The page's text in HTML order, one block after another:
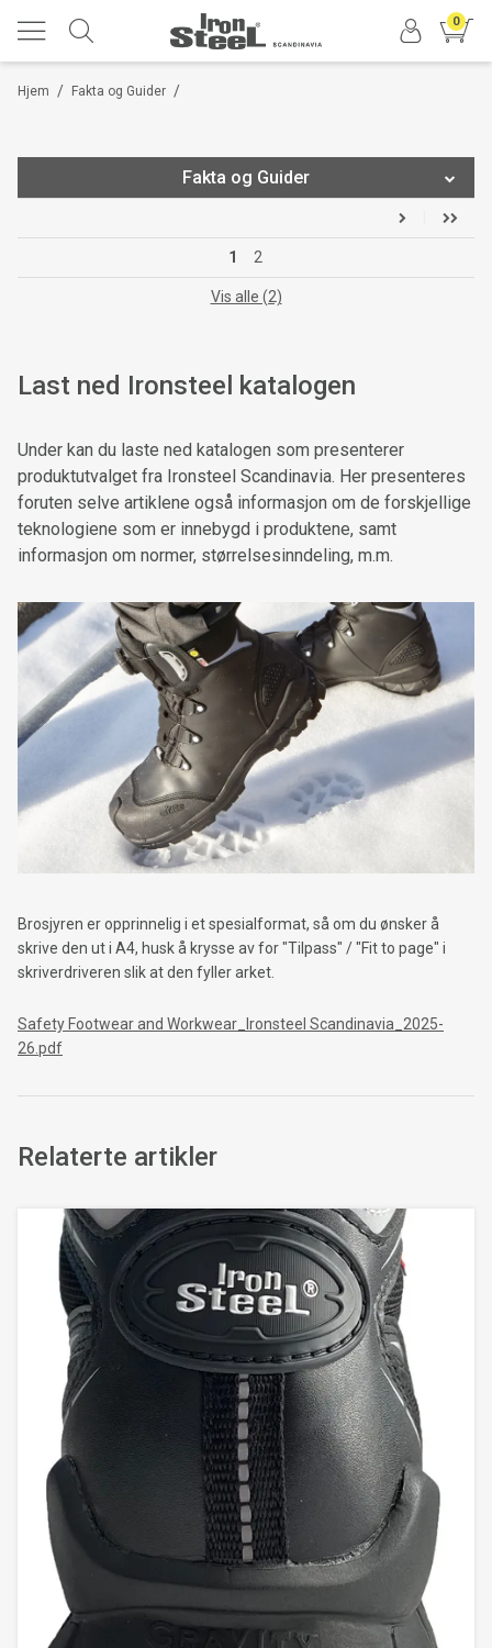
0
/
Hjem /
Fakta og Guider
Fakta og Guider
Symboler for sko-egenskaper
Gravity® yttersåler
Poron® støtdempende såler
HDry® vanntett sko-membran
Boa® Fit System
Skifte Boa® system-kit
1 2
Vis alle (2)
Last ned Ironsteel katalogen
Under kan du laste ned katalogen som presenterer
produktutvalget fra Ironsteel Scandinavia. Her presenteres
foruten selve artiklene også informasjon om de forskjellige
teknologiene som er innebygd i produktene, samt
informasjon om normer, størrelsesinndeling, m.m.
Brosjyren er opprinnelig i et spesialformat, så om du ønsker å
skrive den ut i A4, husk å krysse av for "Tilpass" / "Fit to page" i
skriverdriveren slik at den fyller arket.
Safety Footwear and Workwear_Ironsteel Scandinavia_2025-
26.pdf
Relaterte artikler